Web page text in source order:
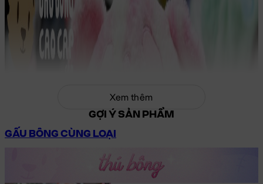
Xem thêm
GỢI Ý SẢN PHẨM
GẤU BÔNG CÙNG LOẠI